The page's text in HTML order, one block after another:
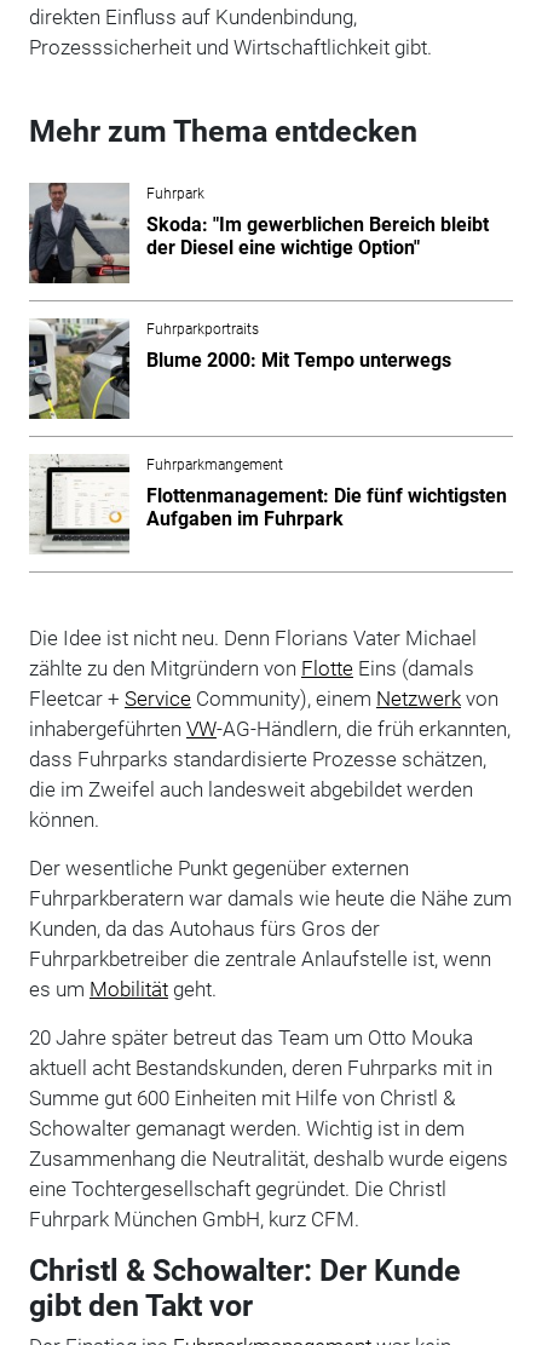
direkten Einfluss auf Kundenbindung,
Prozesssicherheit und Wirtschaftlichkeit gibt.
Mehr zum Thema entdecken
Fuhrpark
Skoda: "Im gewerblichen Bereich bleibt
der Diesel eine wichtige Option"
Fuhrparkportraits
Blume 2000: Mit Tempo unterwegs
Fuhrparkmangement
Flottenmanagement: Die fünf wichtigsten
Aufgaben im Fuhrpark
Die Idee ist nicht neu. Denn Florians Vater Michael
zählte zu den Mitgründern von FlotteEins (damals
Fleetcar + ServiceCommunity), einem Netzwerkvon
inhabergeführten VW-AG-Händlern, die früh erkannten,
dass Fuhrparks standardisierte Prozesse schätzen,
die im Zweifel auch landesweit abgebildet werden
können.
Der wesentliche Punkt gegenüber externen
Fuhrparkberatern war damals wie heute die Nähe zum
Kunden, da das Autohaus fürs Gros der
Fuhrparkbetreiber die zentrale Anlaufstelle ist, wenn
es um Mobilitätgeht.
20 Jahre später betreut das Team um Otto Mouka
aktuell acht Bestandskunden, deren Fuhrparks mit in
Summe gut 600 Einheiten mit Hilfe von Christl &
Schowalter gemanagt werden. Wichtig ist in dem
Zusammenhang die Neutralität, deshalb wurde eigens
eine Tochtergesellschaft gegründet. Die Christl
Fuhrpark München GmbH, kurz CFM.
Christl & Schowalter: Der Kunde
gibt den Takt vor